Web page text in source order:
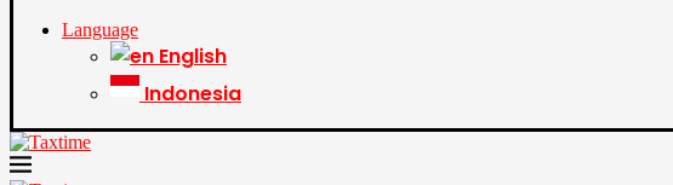
Language
English
Indonesia